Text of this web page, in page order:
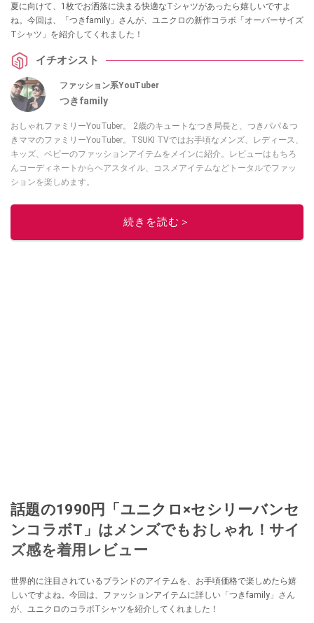
夏に向けて、1枚でお洒落に決まる快適なTシャツがあったら嬉しいですよ
ね。今回は、「つきfamily」さんが、ユニクロの新作コラボ「オーバーサイズ
Tシャツ」を紹介してくれました！
イチオシスト
ファッション系YouTuber
つきfamily
おしゃれファミリーYouTuber。 2歳のキュートなつき局長と、つきパパ＆つ
きママのファミリーYouTuber。TSUKI TVではお手頃なメンズ、レディース、
キッズ、ベビーのファッションアイテムをメインに紹介。レビューはもちろ
んコーディネートからヘアスタイル、コスメアイテムなどトータルでファッ
ションを楽しめます。
このイチオシストの他の記事を読む
続きを読む＞
話題の1990円「ユニクロ×セシリーバンセ
ンコラボT」はメンズでもおしゃれ！サイ
ズ感を着用レビュー
世界的に注目されているブランドのアイテムを、お手頃価格で楽しめたら嬉
しいですよね。今回は、ファッションアイテムに詳しい「つきfamily」さん
が、ユニクロのコラボTシャツを紹介してくれました！